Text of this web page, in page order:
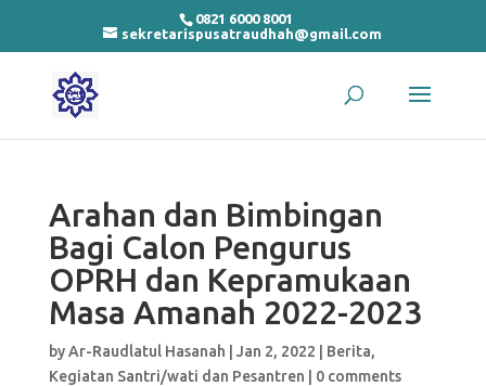
0821 6000 8001
sekretarispusatraudhah@gmail.com
Arahan dan Bimbingan
Bagi Calon Pengurus
OPRH dan Kepramukaan
Masa Amanah 2022-2023
byAr-Raudlatul Hasanah Jan 2, 2022 Berita,
Kegiatan Santri/wati dan Pesantren
0 comments